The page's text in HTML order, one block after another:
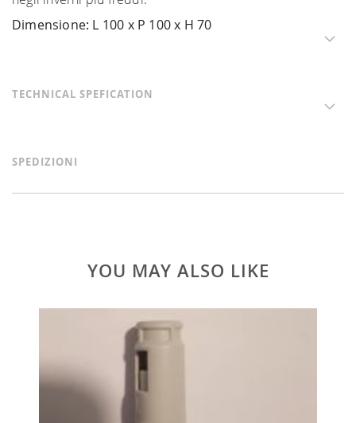
Dimensione: L 100 x P 100 x H 70
TECHNICAL SPEFICATION
SPEDIZIONI
YOU MAY ALSO LIKE